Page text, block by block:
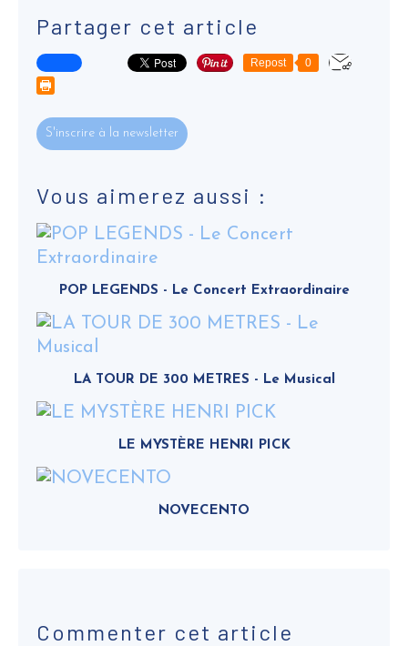
Partager cet article
Repost 0
S'inscrire à la newsletter
Vous aimerez aussi :
POP LEGENDS - Le Concert Extraordinaire
LA TOUR DE 300 METRES - Le Musical
LE MYSTÈRE HENRI PICK
NOVECENTO
Commenter cet article